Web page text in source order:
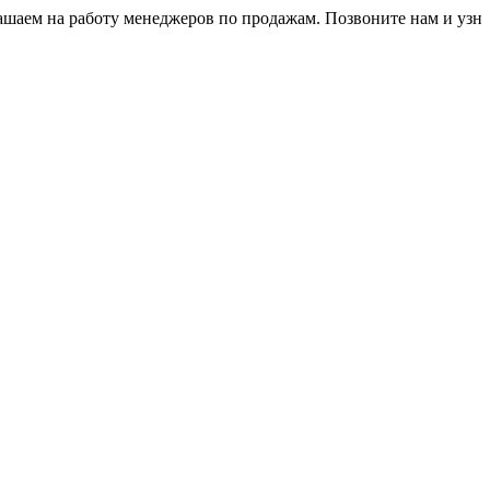
работу менеджеров по продажам. Позвоните нам и узнайте